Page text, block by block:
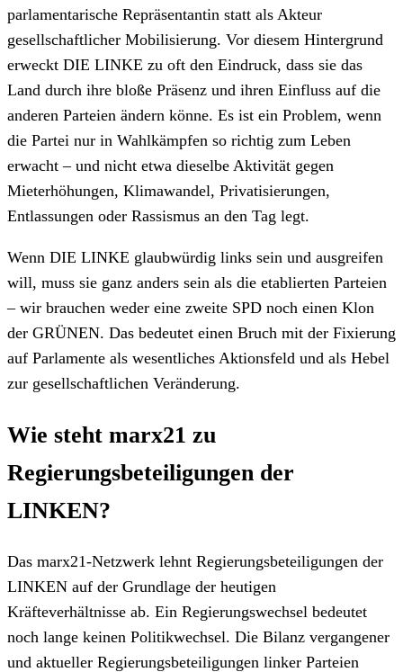
parlamentarische Repräsentantin statt als Akteur
gesellschaftlicher Mobilisierung. Vor diesem Hintergrund
erweckt DIE LINKE zu oft den Eindruck, dass sie das
Land durch ihre bloße Präsenz und ihren Einfluss auf die
anderen Parteien ändern könne. Es ist ein Problem, wenn
die Partei nur in Wahlkämpfen so richtig zum Leben
erwacht – und nicht etwa dieselbe Aktivität gegen
Mieterhöhungen, Klimawandel, Privatisierungen,
Entlassungen oder Rassismus an den Tag legt.
Wenn DIE LINKE glaubwürdig links sein und ausgreifen
will, muss sie ganz anders sein als die etablierten Parteien
– wir brauchen weder eine zweite SPD noch einen Klon
der GRÜNEN. Das bedeutet einen Bruch mit der Fixierung
auf Parlamente als wesentliches Aktionsfeld und als Hebel
zur gesellschaftlichen Veränderung.
Wie steht marx21 zu
Regierungsbeteiligungen der
LINKEN?
Das marx21-Netzwerk lehnt Regierungsbeteiligungen der
LINKEN auf der Grundlage der heutigen
Kräfteverhältnisse ab. Ein Regierungswechsel bedeutet
noch lange keinen Politikwechsel. Die Bilanz vergangener
und aktueller Regierungsbeteiligungen linker Parteien